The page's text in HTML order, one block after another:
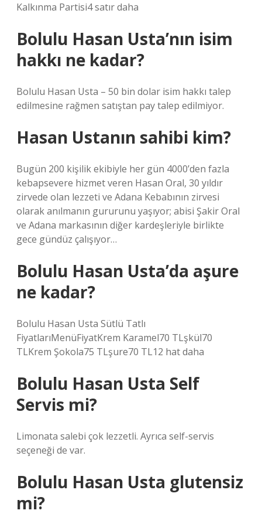
Kalkınma Partisi4 satır daha
Bolulu Hasan Usta’nın isim
hakkı ne kadar?
Bolulu Hasan Usta – 50 bin dolar isim hakkı talep
edilmesine rağmen satıştan pay talep edilmiyor.
Hasan Ustanın sahibi kim?
Bugün 200 kişilik ekibiyle her gün 4000’den fazla
kebapsevere hizmet veren Hasan Oral, 30 yıldır
zirvede olan lezzeti ve Adana Kebabının zirvesi
olarak anılmanın gururunu yaşıyor; abisi Şakir Oral
ve Adana markasının diğer kardeşleriyle birlikte
gece gündüz çalışıyor…
Bolulu Hasan Usta’da aşure
ne kadar?
Bolulu Hasan Usta Sütlü Tatlı
FiyatlarıMenüFiyatKrem Karamel70 TLşkül70
TLKrem Şokola75 TLşure70 TL12 hat daha
Bolulu Hasan Usta Self
Servis mi?
Limonata salebi çok lezzetli. Ayrıca self-servis
seçeneği de var.
Bolulu Hasan Usta glutensiz
mi?